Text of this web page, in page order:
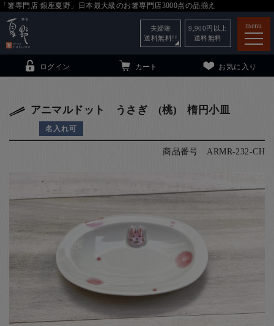
「箸専門店 銀座夏野」日本最大級のお箸専門店3000点の品揃え
menu
箸（贈答用・自宅用）
ご利用ガイド
法人・飲食店のお客様
お問い合わせ
ログイン カート お気に入り
夫婦箸
送料無料!!
9,900 円以上
送料無料
アニマルドット うさぎ (桃) 楕円小皿
名入れ可
商品番号 ARMR-232-CH